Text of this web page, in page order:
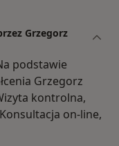
Grzegorz
podstawie
Grzegorz
kontrolna,
on-line,